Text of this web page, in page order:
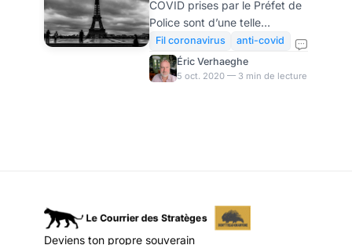
tuer le commerce
parisien
COVID prises par le Préfet de
Police sont d’une telle
complexité et d’une telle
inconstance (elles sont prises
pour 15 jours) qu’on voit mal
la littérature bureaucratique. Il
faut absolument lire l’arrêté
Fil coronavirus
anti-covid
Éric Verhaeghe
5 oct. 2020 — 3 min de lecture
Deviens ton propre souverain